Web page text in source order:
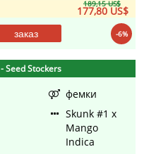
189,15 US$
177,80 US$
-6%
заказ
- Seed Stockers
фемки
Skunk #1 x
Mango
Indica